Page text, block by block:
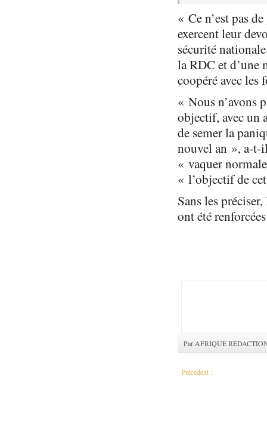
« Ce n’est pas
exercent leur
sécurité
la RDC et d’une
coopéré avec les
« Nous n’avons
objectif, avec un
de semer la
nouvel an », a-t-
« vaquer
« l’objectif de
Sans les
ont été
Par AFRIQUE
Précédent :